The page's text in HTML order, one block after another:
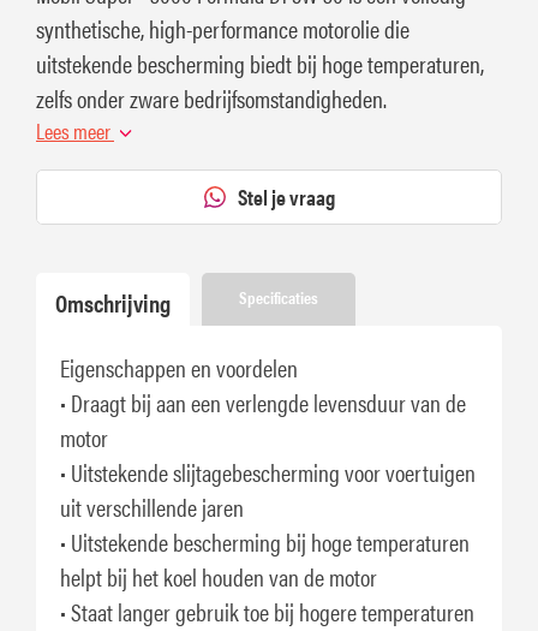
synthetische, high-performance motorolie die
uitstekende bescherming biedt bij hoge temperaturen,
zelfs onder zware bedrijfsomstandigheden.
Lees meer
Stel je vraag
Omschrijving Specificaties
Eigenschappen en voordelen
• Draagt bij aan een verlengde levensduur van de
motor
• Uitstekende slijtagebescherming voor voertuigen
uit verschillende jaren
• Uitstekende bescherming bij hoge temperaturen
helpt bij het koel houden van de motor
• Staat langer gebruik toe bij hogere temperaturen